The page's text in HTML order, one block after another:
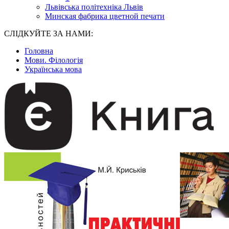
Львівська політехніка Львів
Минская фабрика цветной печати
СЛІДКУЙТЕ ЗА НАМИ:
Головна
Мови. Філологія
Українська мова